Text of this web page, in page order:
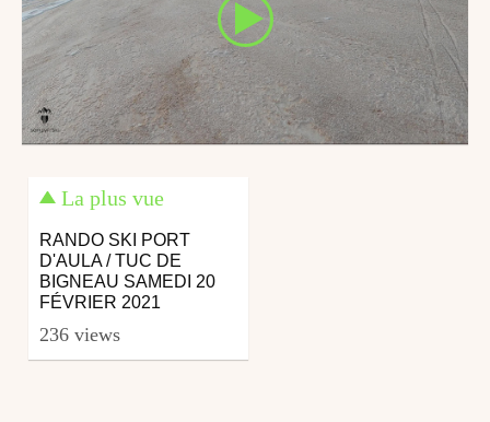
La plus vue
RANDO SKI PORT
D'AULA / TUC DE
BIGNEAU SAMEDI 20
FÉVRIER 2021
236 views